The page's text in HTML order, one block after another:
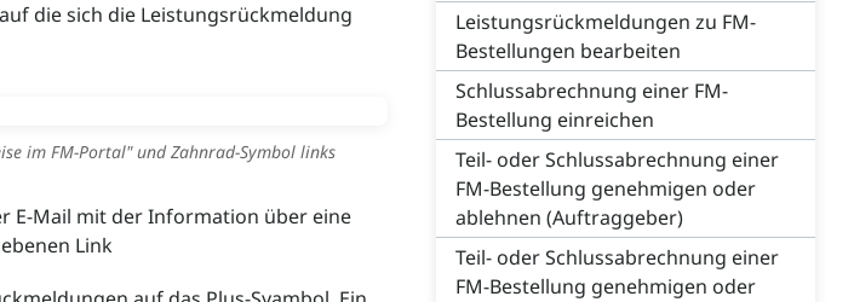
die sich die Leistungsrückmeldung
im FM-Portal" und Zahnrad-Symbol links
E-Mail mit der Information über eine
Link
Leistungsrückmeldungen zu FM-
Bestellungen bearbeiten
Schlussabrechnung einer FM-
Bestellung einreichen
Teil- oder Schlussabrechnung einer
FM-Bestellung genehmigen oder
ablehnen (Auftraggeber)
Teil- oder Schlussabrechnung einer
FM-Bestellung genehmigen oder